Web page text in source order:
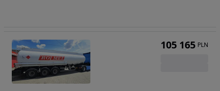
105 165 PLN